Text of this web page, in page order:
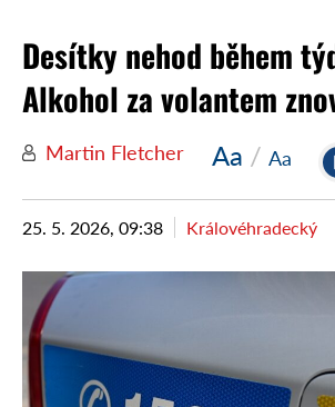
Desítky nehod během
Alkohol za volantem
Martin Fletcher Aa / Aa
25. 5. 2026, 09:38 Královéhradecký